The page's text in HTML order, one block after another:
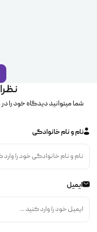
شما میتوانید دیدگاه خود را
نام و نام خانوادگی
ایمیل